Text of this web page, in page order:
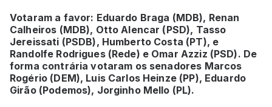
Votaram a favor: Eduardo Braga (MDB), Renan
Calheiros (MDB), Otto Alencar (PSD), Tasso
Jereissati (PSDB), Humberto Costa (PT), e
Randolfe Rodrigues (Rede) e Omar Azziz (PSD). De
forma contrária votaram os senadores Marcos
Rogério (DEM), Luis Carlos Heinze (PP), Eduardo
Girão (Podemos), Jorginho Mello (PL).